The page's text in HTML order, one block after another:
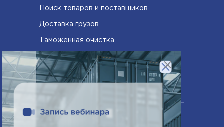
Поиск товаров и поставщиков
Доставка грузов
Таможенная очистка
Сертифицирование товаров
×